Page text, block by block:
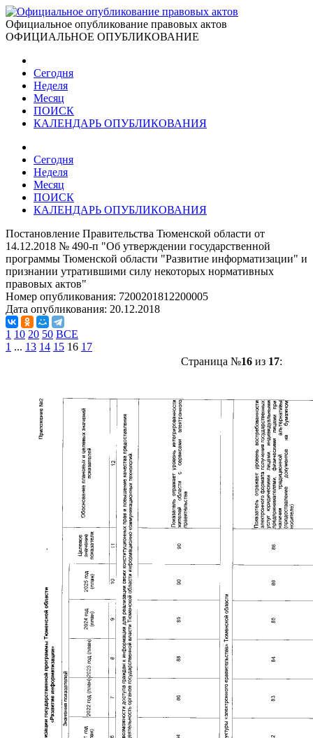
Официальное опубликование правовых актов
ОФИЦИАЛЬНОЕ ОПУБЛИКОВАНИЕ
Сегодня
Неделя
Месяц
ПОИСК
КАЛЕНДАРЬ ОПУБЛИКОВАНИЯ
Сегодня
Неделя
Месяц
ПОИСК
КАЛЕНДАРЬ ОПУБЛИКОВАНИЯ
Постановление Правительства Тюменской области от
14.12.2018 № 490-п "Об утверждении государственной
программы Тюменской области "Развитие информатизации" и
признании утратившими силу некоторых нормативных
правовых актов"
Номер опубликования: 7200201812200005
Дата опубликования: 20.12.2018
1 10 20 50 ВСЕ
1 ... 13 14 15 16 17
Страница №16из 17: